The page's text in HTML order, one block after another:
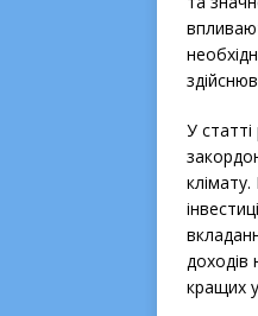
У
доходів
кращих